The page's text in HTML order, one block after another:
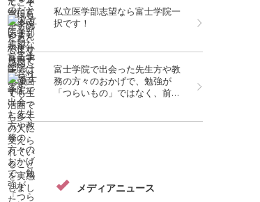
私立医学部志望なら富士学院一
択です！
富士学院で出会った先生方や教
務の方々のおかげで、勉強が
「つらいもの」ではなく、前向
メディアニュース